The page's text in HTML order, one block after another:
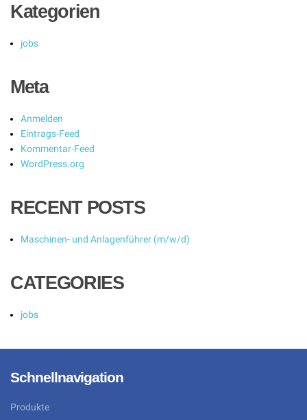
Kategorien
jobs
Meta
Anmelden
Eintrags-Feed
Kommentar-Feed
WordPress.org
RECENT POSTS
Maschinen- und Anlagenführer (m/w/d)
CATEGORIES
jobs
Schnellnavigation
Produkte